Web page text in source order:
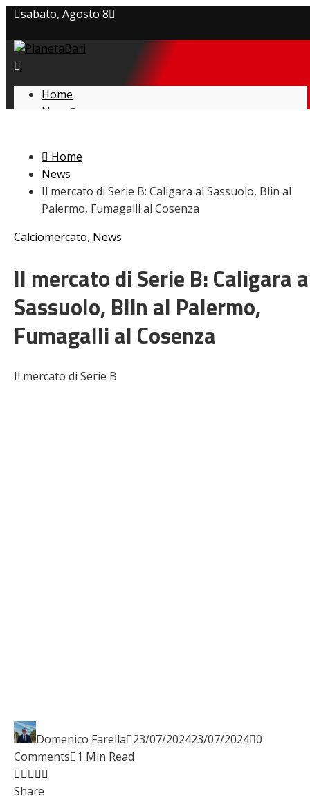
sabato, Agosto 8
Privacy policy
Cookie Policy
Home
News
L’avversario
Giovanili
Le pagelle
Interviste
Focus
Video
Home
News
Il mercato di Serie B: Caligara al Sassuolo, Blin al
Palermo, Fumagalli al Cosenza
Calciomercato, News
Il mercato di Serie B: Caligara
Sassuolo, Blin al Palermo,
Fumagalli al Cosenza
Il mercato di Serie B
Domenico Farella 23/07/202423/07/2024 0
Comments 1 Min Read
Facebook
Twitter
LinkedIn
Pinterest
Stumbleupon
Share